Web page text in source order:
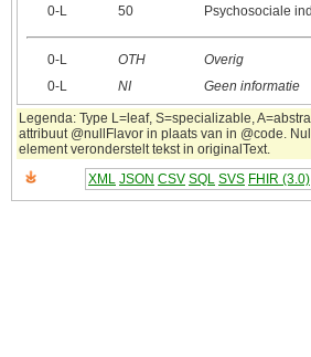
0‑L 50 Psychosociale
0‑L OTH Overig
0‑L
NI Geen informatie
Legenda: Type L=leaf, S=specializable,
attribuut @nullFlavor in plaats van in @code.
element veronderstelt tekst in originalText.
XML JSON CSV SQL SVS FHIR (3.0)